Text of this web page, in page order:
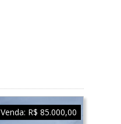
Venda: R$ 85.000,00